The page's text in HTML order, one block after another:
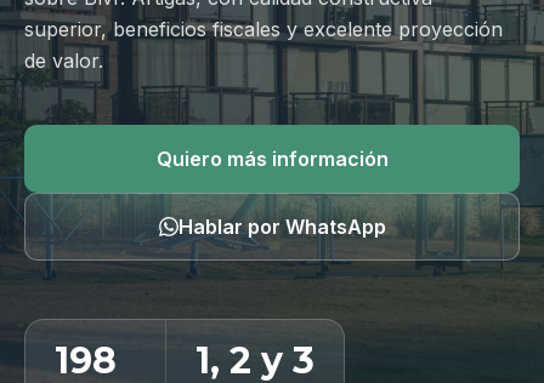
Contacto
Hablar por WhatsApp
superior, beneficios fiscales y excelente proyección
de valor.
Quiero más información
Hablar por WhatsApp
198 1, 2 y 3